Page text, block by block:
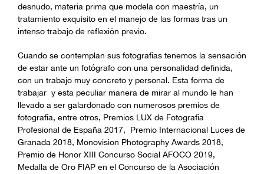
desnudo, materia prima que modela con maestría, un
tratamiento exquisito en el manejo de las formas tras un
intenso trabajo de reflexión previo.
Cuando se contemplan sus fotografías tenemos la sensación
de estar ante un fotógrafo con una personalidad definida,
con un trabajo muy concreto y personal. Esta forma de
trabajar y esta peculiar manera de mirar al mundo le han
llevado a ser galardonado con numerosos premios de
fotografía, entre otros, Premios LUX de Fotografía
Profesional de España 2017, Premio Internacional Luces de
Granada 2018, Monovision Photography Awards 2018,
Premio de Honor XIII Concurso Social AFOCO 2019,
Medalla de Oro FIAP en el Concurso de la Asociación